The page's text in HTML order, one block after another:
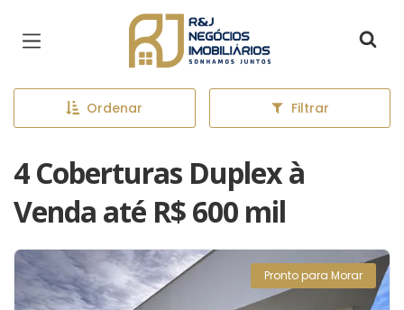
Página inicial
Ordenar Filtrar
4 Coberturas Duplex à
Venda até R$ 600 mil
Pronto para Morar